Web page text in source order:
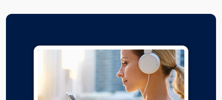
48. fejezet
Fejezet hossza: 00:10:39